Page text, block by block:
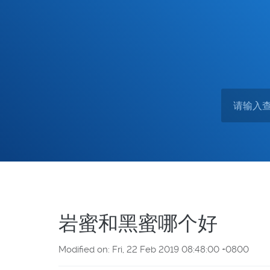
岩蜜和黑蜜哪个好
Modified on: Fri, 22 Feb 2019 08:48:00 +0800